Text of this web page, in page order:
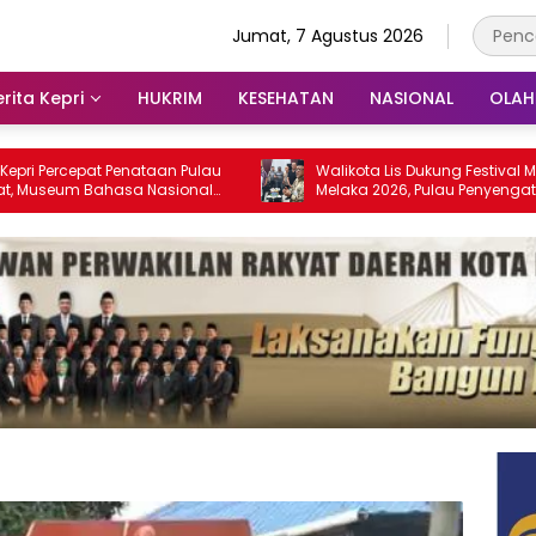
Jumat, 7 Agustus 2026
Kepri HUKRIM KESEHATAN NASIONAL
Penataan Pulau
Bahasa Nasional
Walikota Lis Dukung Festival Media Selat
Melaka 2026, Pulau Penyengat Disiapkan
Jadi Etalase Budaya Melayu